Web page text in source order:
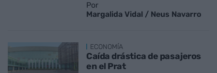
Por
Margalida Vidal / Neus Navarro
ECONOMÍA
Caída drástica de pasajeros
en el Prat